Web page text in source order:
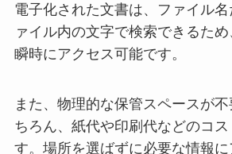
電子化された文書は、ファイル
ァイル内の文字で検索できるた
瞬時にアクセス可能です。
また、物理的な保管スペースが
ちろん、紙代や印刷代などのコス
す。場所を選ばずに必要な情報